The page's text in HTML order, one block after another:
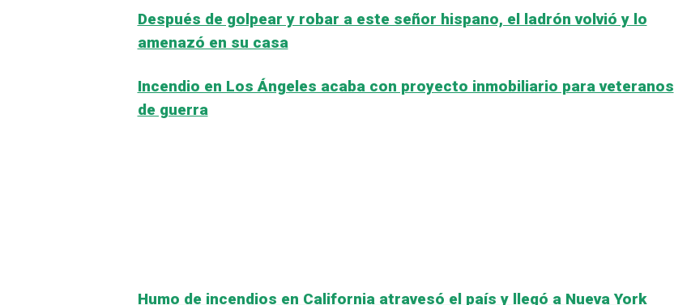
Después de golpear y robar a este señor hispano, el ladrón volvió y lo
amenazó en su casa
Incendio en Los Ángeles acaba con proyecto inmobiliario para veteranos
de guerra
Humo de incendios en California atravesó el país y llegó a Nueva York